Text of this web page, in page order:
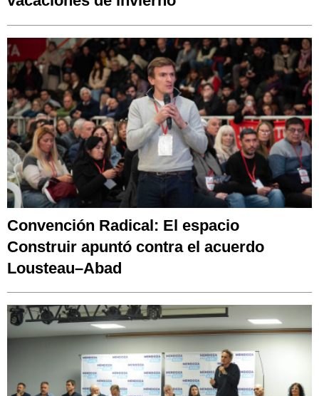
Convención Radical: El espacio
Construir apuntó contra el acuerdo
Lousteau–Abad